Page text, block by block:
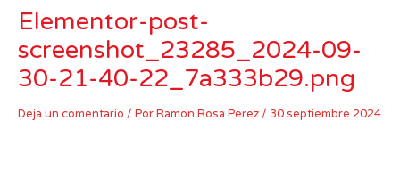
Elementor-post-
screenshot_23285_2024-09-
30-21-40-22_7a333b29.png
Deja un comentario / PorRamon Rosa Perez / 30 septiembre 2024